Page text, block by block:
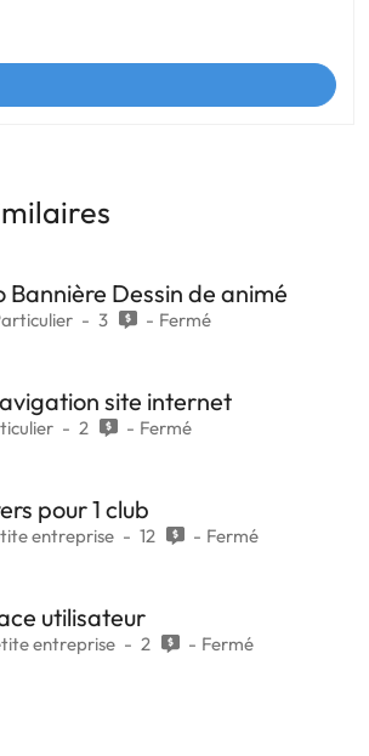
Bannière Dessin de animé
3 Fermé
site internet
2 Fermé
pour 1 club
entreprise 12 Fermé
utilisateur
entreprise 2 Fermé